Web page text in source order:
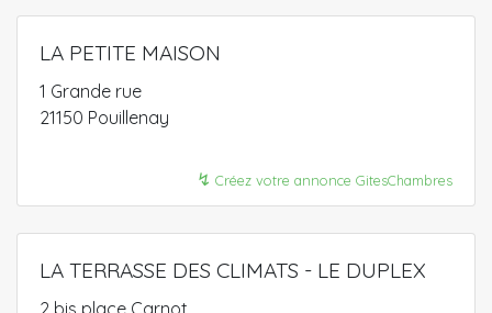
LA PETITE MAISON
1 Grande rue
21150 Pouillenay
↯ Créez votre annonce GitesChambres
LA TERRASSE DES CLIMATS - LE DUPLEX
2 bis place Carnot